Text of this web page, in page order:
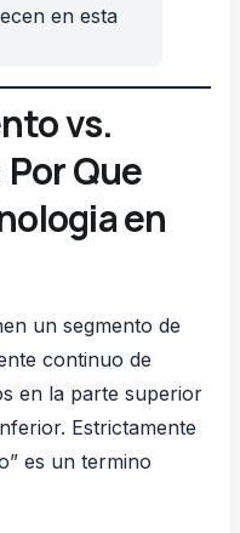
en esta
vs.
Que
en
un segmento de
continuo de
en la parte superior
Estrictamente
es un termino